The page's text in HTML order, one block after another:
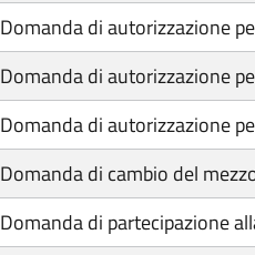
Domanda di autorizzazione
Domanda di autorizzazione
Domanda di autorizzazione
Domanda di cambio del
Domanda di partecipazione